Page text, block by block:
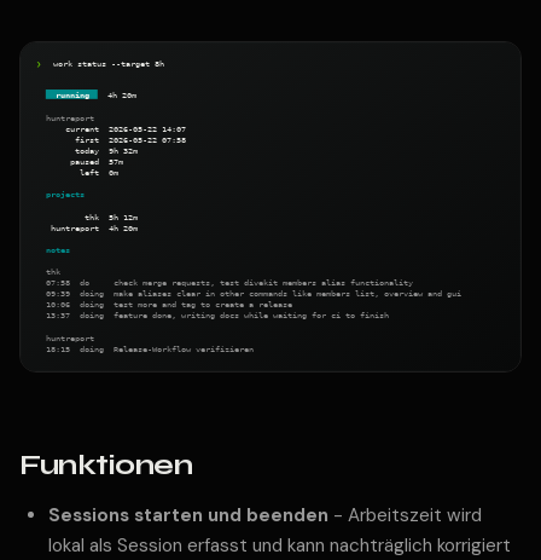
Funktionen
Sessions starten und beenden - Arbeitszeit wird
lokal als Session erfasst und kann nachträglich korrigiert